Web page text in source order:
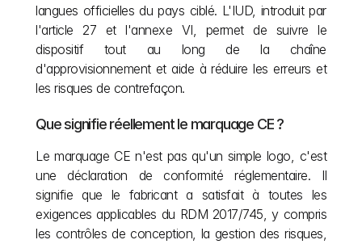
langues officielles du pays ciblé. L'IUD, introduit par
l'article 27 et l'annexe VI, permet de suivre le
dispositif tout au long de la chaîne
d'approvisionnement et aide à réduire les erreurs et
les risques de contrefaçon.
Que signifie réellement le marquage CE ?
Le marquage CE n'est pas qu'un simple logo, c'est
une déclaration de conformité réglementaire. Il
signifie que le fabricant a satisfait à toutes les
exigences applicables du RDM 2017/745, y compris
les contrôles de conception, la gestion des risques,